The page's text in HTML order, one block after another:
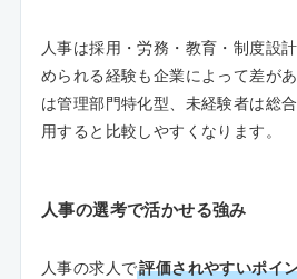
人事は採用・労務・教育・制度設
められる経験も企業によって差が
は管理部門特化型、未経験者は総
用すると比較しやすくなります。
人事の選考で活かせる強み
人事の求人で評価されやすいポイ